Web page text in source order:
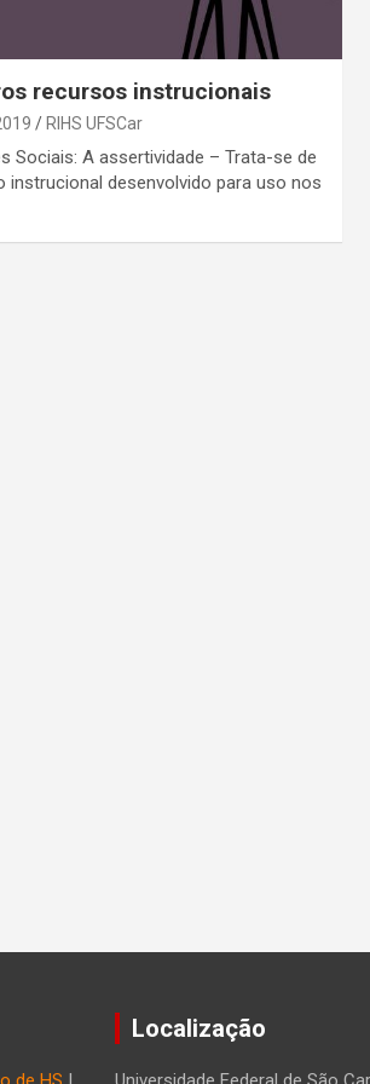
recursos instrucionais
RIHS UFSCar
Sociais: A assertividade – Trata-se de
instrucional desenvolvido para uso nos
Localização